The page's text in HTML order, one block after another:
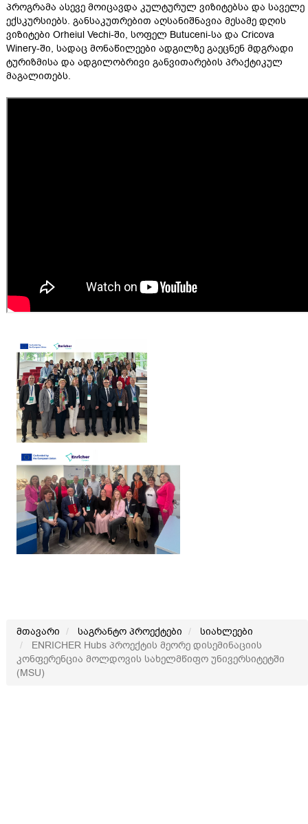
პროგრამა ასევე მოიცავდა კულტურულ ვიზიტებსა და საველე
ექსკურსიებს. განსაკუთრებით აღსანიშნავია მესამე დღის
ვიზიტები Orheiul Vechi-ში, სოფელ Butuceni-სა და Cricova
Winery-ში, სადაც მონაწილეები ადგილზე გაეცნენ მდგრადი
ტურიზმისა და ადგილობრივი განვითარების პრაქტიკულ
მაგალითებს.
მთავარი საგრანტო პროექტები
სიახლეები
ENRICHER Hubs პროექტის მეორე დისემინაციის
კონფერენცია მოლდოვის სახელმწიფო უნივერსიტეტში
(MSU)